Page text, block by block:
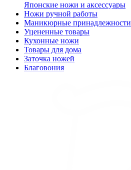
Японские ножи и аксессуары
Ножи ручной работы
Маникюрные принадлежности
Уцененные товары
Кухонные ножи
Товары для дома
Заточка ножей
Благовония